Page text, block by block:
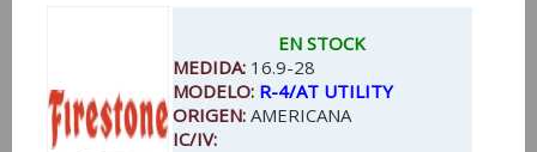
EN STOCK
MEDIDA: 16.9-28
MODELO: R-4/AT UTILITY
ORIGEN: AMERICANA
IC/IV: